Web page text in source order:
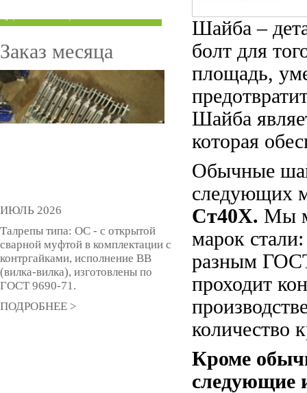
Шайба –
болт для
площадь,
Шайба
которая
Обычные
следующих
Ст40Х. Мы
марок
разным
проходит
количество
Кроме
следующие
Заказ месяца
ИЮЛЬ 2026
Талрепы типа: ОС - с открытой
сварной муфтой в комплектации с
контргайками, исполнение ВВ
(вилка-вилка), изготовлены по
ГОСТ 9690-71.
ПОДРОБНЕЕ >